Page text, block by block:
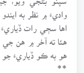
واديءَ ۾ نظر به ايندو
اها سڄي رات
هئا ته آخر ۾ هن جي
هو به ڪو ڏياريءَ
**